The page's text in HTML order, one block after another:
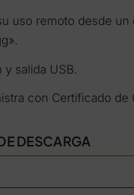
uso remoto desde
y salida USB.
con Certificado de
DESCARGA